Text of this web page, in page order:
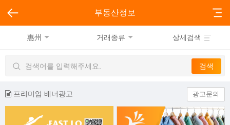
부동산정보
惠州 거래종류 상세검색
프리미엄 배너광고 광고문의